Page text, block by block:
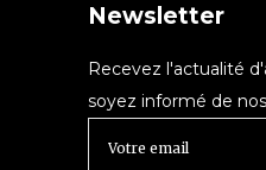
Newsletter
Recevez l'actualité
soyez informé de